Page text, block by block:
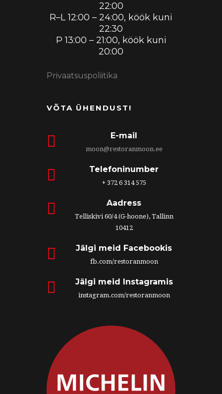
22:00
R–L 12:00 – 24:00, köök kuni
22:30
P 13:00 – 21:00, köök kuni
20:00
Privaatsuspoliitika
VÕTA ÜHENDUST!
E-mail
moon@restoranmoon.ee
Telefoninumber
+ 372 6 314 575
Aadress
Telliskivi 60/4 (G-hoone), Tallinn
10412
Jälgi meid Facebookis
fb.com/restoranmoon
Jälgi meid Instagramis
instagram.com/restoranmoon